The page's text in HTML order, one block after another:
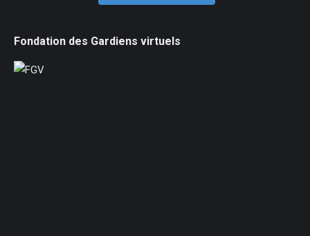
Fondation des Gardiens virtuels